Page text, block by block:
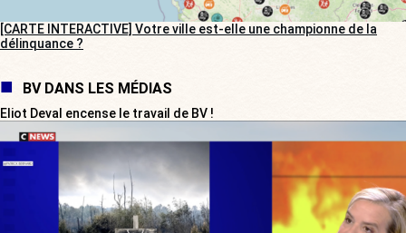
[CARTE INTERACTIVE] Votre ville est-elle une championne de la
délinquance ?
BV DANS LES MÉDIAS
Eliot Deval encense le travail de BV !